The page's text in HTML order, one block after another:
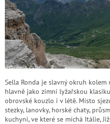
Sella Ronda je slavný okruh
hlavně jako zimní lyžařskou
obrovské kouzlo i v létě. Místo
stezky, lanovky, horské chaty,
kuchyni, ve které se míchá Itálie,